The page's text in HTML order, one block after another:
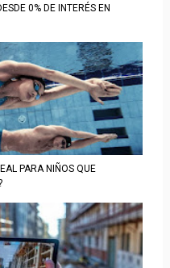
0% DE INTERÉS EN
PARA NIÑOS QUE